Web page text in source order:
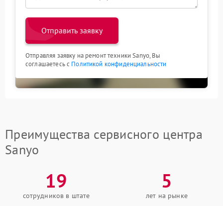
Отправить заявку
Отправляя заявку на ремонт техники Sanyo, Вы
соглашаетесь с Политикой конфиденциальности
Преимущества сервисного центра
Sanyo
19
сотрудников в штате
5
лет на рынке